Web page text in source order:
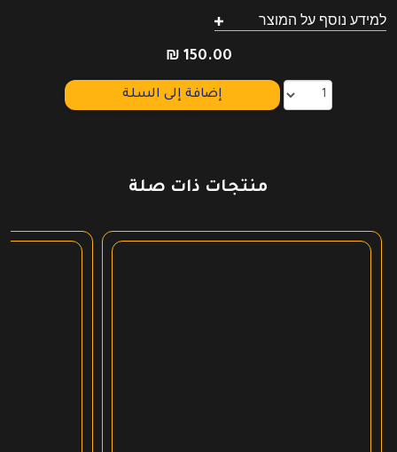
למידע נוסף על המוצר
₪ 150.00
إضافة إلى السلة
منتجات ذات صلة